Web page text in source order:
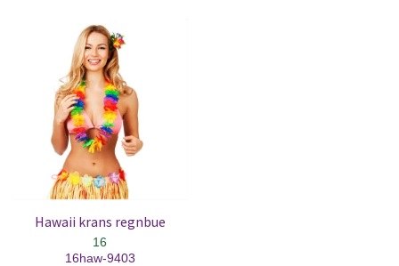
Hawaii krans regnbue
16
16haw-9403